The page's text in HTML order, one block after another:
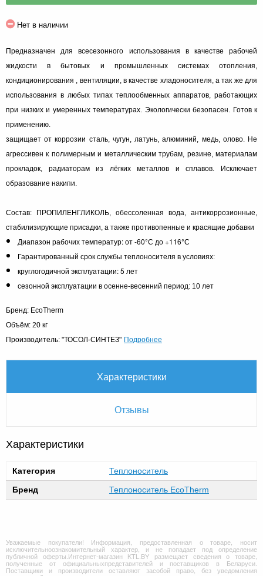
Нет в наличии
Предназначен для всесезонного использования в качестве рабочей
жидкости в бытовых и промышленных системах отопления,
кондиционирования , вентиляции, в качестве хладоносителя, а так же для
использования в любых типах теплообменных аппаратов, работающих
при низких и умеренных температурах. Экологически безопасен. Готов к
применению.
защищает от коррозии сталь, чугун, латунь, алюминий, медь, олово. Не
агрессивен к полимерным и металлическим трубам, резине, материалам
прокладок, радиаторам из лёгких металлов и сплавов. Исключает
образование накипи.
Состав: ПРОПИЛЕНГЛИКОЛЬ, обессоленная вода, антикоррозионные,
стабилизирующие присадки, а также противопенные и красящие добавки
Диапазон рабочих температур: от -60°С до +116°С
Гарантированный срок службы теплоносителя в условиях:
круглогодичной эксплуатации: 5 лет
сезонной эксплуатации в осенне-весенний период: 10 лет
Бренд: EcoTherm
Объём: 20 кг
Производитель: "ТОСОЛ-СИНТЕЗ" Подробнее
Характеристики
Отзывы
Характеристики
Категория
Теплоноситель
Бренд
Теплоноситель EcoTherm
Уважаемые покупатели! Информация, предоставленная о товаре, носит
исключительноознакомительный характер, и не попадает под определение
публичной оферты.Интернет-магазин KTL.BY размещает сведения о товаре,
полученные от официальныхпредставителей и поставщиков в Беларуси.
Поставщики и производители оставляют засобой право, без уведомления